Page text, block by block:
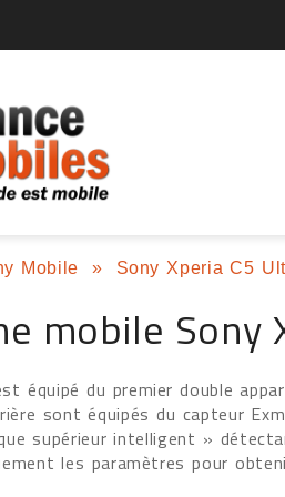
Mobile » Sony Xperia C5
mobile Sony
équipé du premier double
sont équipés du capteur
supérieur intelligent »
les paramètres pour